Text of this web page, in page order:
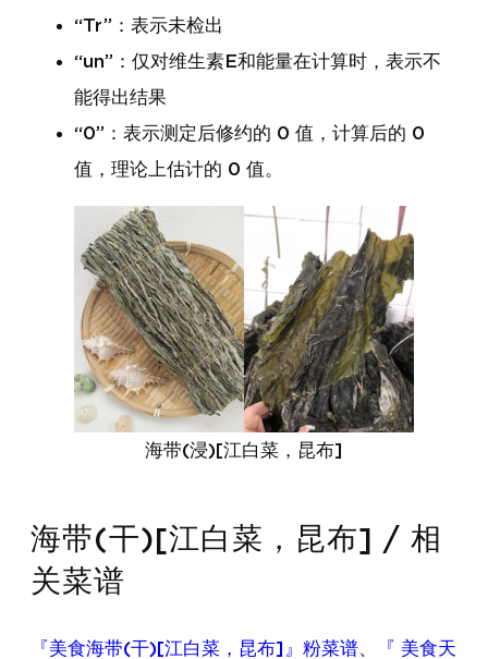
“Tr”：表示未检出
“un”：仅对维生素E和能量在计算时，表示不
能得出结果
“0”：表示测定后修约的 0 值，计算后的 0
值，理论上估计的 0 值。
海带(浸)[江白菜，昆布]
海带(干)[江白菜，昆布] / 相
关菜谱
『美食海带(干)[江白菜，昆布]』粉菜谱、
『 美食天